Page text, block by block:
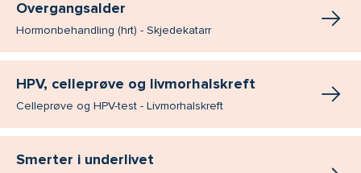
Overgangsalder
Hormonbehandling (hrt) - Skjedekatarr
HPV, celleprøve og livmorhalskreft
Celleprøve og HPV-test - Livmorhalskreft
Smerter i underlivet